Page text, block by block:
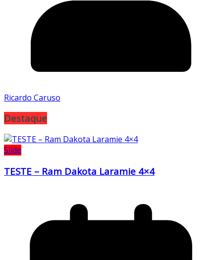
Ricardo Caruso
Destaque
Slide
TESTE – Ram Dakota Laramie 4×4